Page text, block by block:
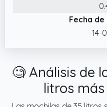
Fecha
14-
🧐 Análisis de
litros